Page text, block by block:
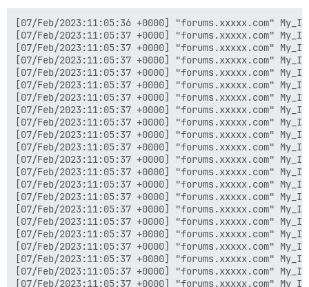
[07/Feb/2023:11:05:36 +0000] "forums.xxxxx.com" My_IP_Address "GET /t/16862/580.json HTTP/2.0" "Mozilla/5.0 (Macintosh; Intel Mac OS X 10_15_7) AppleWebKit/537.36 (KHTML, like Gecko) Chrome/108.0.0.0 Safari/537.36" "topics/show" 200 12965 "https://forums.xxxxx.com/t/new-members-say-hello/16862" 0.189 0.190 "bryan_spence" "-" "-" "-" "-" "-" "-"
[07/Feb/2023:11:05:37 +0000] "forums.xxxxx.com" My_IP_Address "GET /user-badges/xxx.json HTTP/2.0" "Mozilla/5.0 (Macintosh; Intel Mac OS X 10_15_7) AppleWebKit/537.36 (KHTML, like Gecko) Chrome/108.0.0.0 Safari/537.36" "-" 429 215 "https://forums.xxxxx.com/t/new-members-say-hello/16862/580" 0.003 0.004 "-" "-" "-" "-" "-" "-" "-"
[07/Feb/2023:11:05:37 +0000] "forums.xxxxx.com" My_IP_Address "GET /user-badges/xxx.json HTTP/2.0" "Mozilla/5.0 (Macintosh; Intel Mac OS X 10_15_7) AppleWebKit/537.36 (KHTML, like Gecko) Chrome/108.0.0.0 Safari/537.36" "-" 429 215 "https://forums.xxxxx.com/t/new-members-say-hello/16862/580" 0.001 0.001 "-" "-" "-" "-" "-" "-" "-"
[07/Feb/2023:11:05:37 +0000] "forums.xxxxx.com" My_IP_Address "GET /user-badges/xxx.json HTTP/2.0" "Mozilla/5.0 (Macintosh; Intel Mac OS X 10_15_7) AppleWebKit/537.36 (KHTML, like Gecko) Chrome/108.0.0.0 Safari/537.36" "-" 429 215 "https://forums.xxxxx.com/t/new-members-say-hello/16862/580" 0.003 0.003 "-" "-" "-" "-" "-" "-" "-"
[07/Feb/2023:11:05:37 +0000] "forums.xxxxx.com" My_IP_Address "GET /user-badges/xxx.json HTTP/2.0" "Mozilla/5.0 (Macintosh; Intel